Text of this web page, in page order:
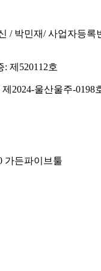
/ 박민재/ 사업자등록
제520112호
2024-울산울주-0198
가든파이브툴